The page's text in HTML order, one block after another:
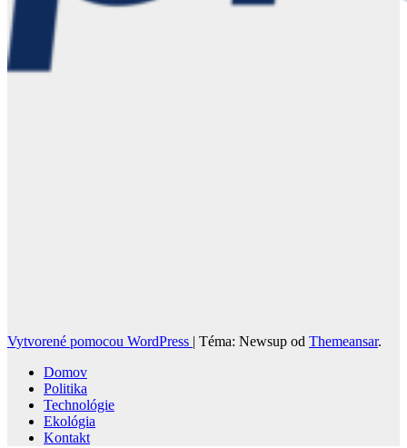
Vytvorené pomocou WordPress | Téma: Newsup od Themeansar.
Domov
Politika
Technológie
Ekológia
Kontakt